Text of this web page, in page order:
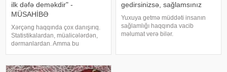
ilk dəfə deməkdir" -
MÜSAHİBƏ
Xərçəng haqqında çox danışırıq.
Statistikalardan, müalicələrdən,
dərmanlardan. Amma bu
qorxularından, ümidlərindən,
gedirsinizsə, sağlamsınız
Yuxuya getmə müddəti insanın
sağlamlığı haqqında vacib
məlumat verə bilər.